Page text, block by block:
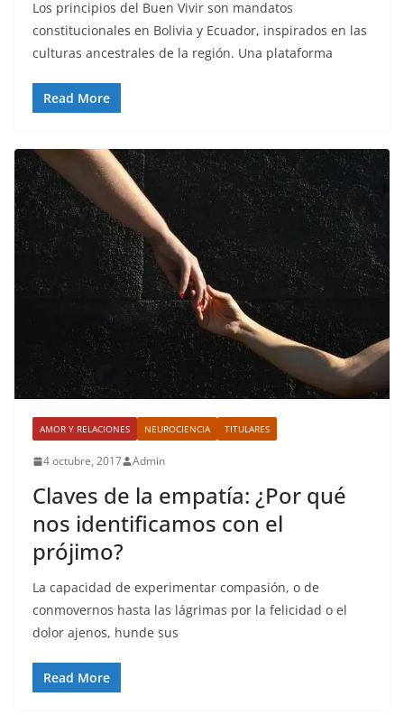
Los principios del Buen Vivir son mandatos
constitucionales en Bolivia y Ecuador, inspirados en las
culturas ancestrales de la región. Una plataforma
Read More
AMOR Y RELACIONES NEUROCIENCIA TITULARES
4 octubre, 2017 Admin
Claves de la empatía: ¿Por qué
nos identificamos con el
prójimo?
La capacidad de experimentar compasión, o de
conmovernos hasta las lágrimas por la felicidad o el
dolor ajenos, hunde sus
Read More